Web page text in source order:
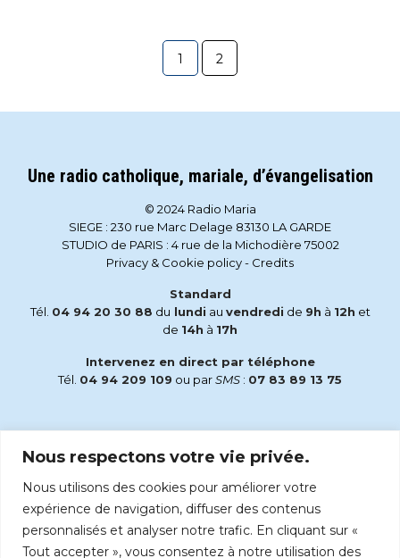
Nous respectons votre vie privée.
Nous utilisons des cookies pour améliorer votre
expérience de navigation, diffuser des contenus
personnalisés et analyser notre trafic. En cliquant sur «
Tout accepter », vous consentez à notre utilisation des
1 2
Une radio catholique, mariale, d’évangelisation
© 2024 Radio Maria
SIEGE : 230 rue Marc Delage 83130 LA GARDE
STUDIO de PARIS : 4 rue de la Michodière 75002
Privacy & Cookie policy- Credits
Standard
Tél. 04 94 20 30 88 du lundi au vendredi de 9h à 12h et
de 14h à 17h
Intervenez en direct par téléphone
Tél. 04 94 209 109 ou parSMS : 07 83 89 13 75
accueil@radiomaria.fr
Écoutez Radio Maria sur :